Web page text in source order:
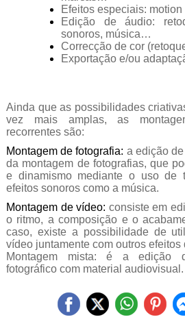
Efeitos especiais:
Edição de áudio:
sonoros, música…
Correcção de cor
Exportação e/ou
Ainda que as possibilidades
vez mais amplas, as
recorrentes são:
Montagem de fotografia: a edição
da montagem de fotografias, que
e dinamismo mediante o uso de
efeitos sonoros como a música.
Montagem de vídeo: consiste em
o ritmo, a composição e o
caso, existe a possibilidade de
vídeo juntamente com outros efeitos
Montagem mista: é a edição
fotográfico com material audiovisual.